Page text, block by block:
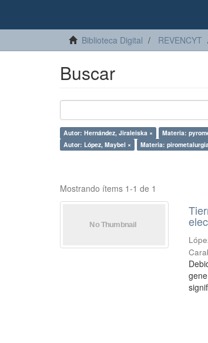
Biblioteca Digital REVENCYT
Buscar
Autor: Hernández, Jiraleiska × Materia:
Autor: López, Maybel ×
Materia:
Mostrando ítems 1-1 de 1